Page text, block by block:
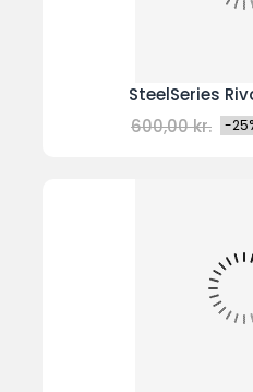
SteelSeries
Normal
600,00 kr. -